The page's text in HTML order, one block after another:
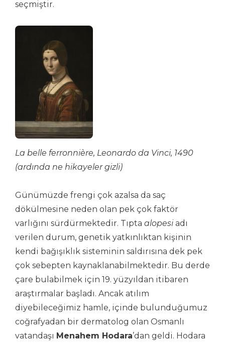
seçmiştir.
La belle ferronnière, Leonardo da Vinci, 1490
(ardında ne hikayeler gizli)
Günümüzde frengi çok azalsa da saç
dökülmesine neden olan pek çok faktör
varlığını sürdürmektedir. Tıpta alopesi adı
verilen durum, genetik yatkınlıktan kişinin
kendi bağışıklık sisteminin saldırısına dek pek
çok sebepten kaynaklanabilmektedir. Bu derde
çare bulabilmek için 19. yüzyıldan itibaren
araştırmalar başladı. Ancak atılım
diyebileceğimiz hamle, içinde bulunduğumuz
coğrafyadan bir dermatolog olan Osmanlı
vatandaşı Menahem Hodara’dan geldi. Hodara